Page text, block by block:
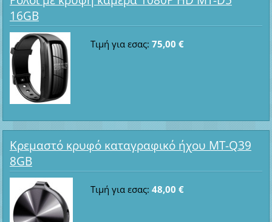
16GB
Τιμή για εσας: 75,00 €
Κρεμαστό κρυφό καταγραφικό ήχου MT-Q39
8GB
Τιμή για εσας: 48,00 €